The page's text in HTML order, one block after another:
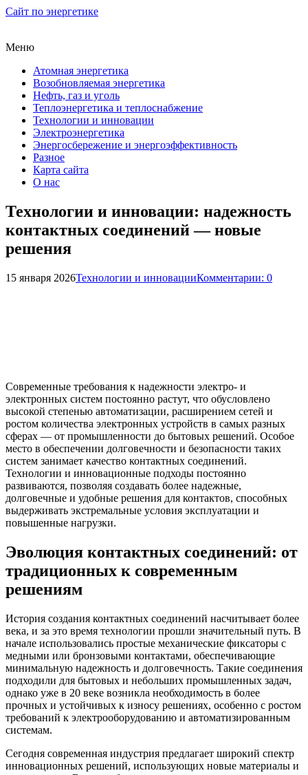
Сайт по энергетике
Меню
Атомная энергетика
Возобновляемая энергетика
Нефть, газ и уголь
Теплоэнергетика и теплоснабжение
Технологии и инновации
Электроэнергетика
Энергосбережение и энергоэффективность
Разное
Карта сайта
О нас
Технологии и инновации: надежность
контактных соединений — новые
решения
15 января 2026Технологии и инновацииКомментарии: 0
Современные требования к надежности электро- и
электронных систем постоянно растут, что обусловлено
высокой степенью автоматизации, расширением сетей и
ростом количества электронных устройств в самых разных
сферах — от промышленности до бытовых решений. Особое
место в обеспечении долговечности и безопасности таких
систем занимает качество контактных соединений.
Технологии и инновационные подходы постоянно
развиваются, позволяя создавать более надежные,
долговечные и удобные решения для контактов, способных
выдерживать экстремальные условия эксплуатации и
повышенные нагрузки.
Эволюция контактных соединений: от
традиционных к современным
решениям
История создания контактных соединений насчитывает более
века, и за это время технологии прошли значительный путь. В
начале использовались простые механические фиксаторы с
медными или бронзовыми контактами, обеспечивающие
минимальную надежность и долговечность. Такие соединения
подходили для бытовых и небольших промышленных задач,
однако уже в 20 веке возникла необходимость в более
прочных и устойчивых к износу решениях, особенно с ростом
требований к электрооборудованию и автоматизированным
системам.
Сегодня современная индустрия предлагает широкий спектр
инновационных решений, использующих новые материалы и